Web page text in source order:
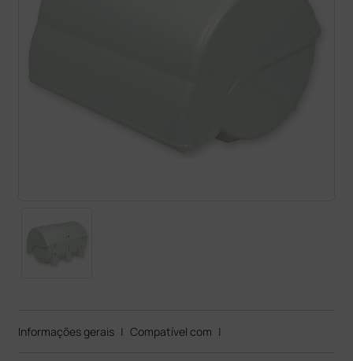
Informações gerais | Compatível com |